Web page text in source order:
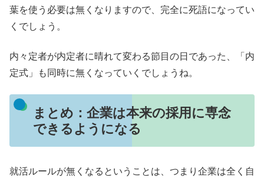
葉を使う必要は無くなりますので、完全に死語になってい
くでしょう。
内々定者が内定者に晴れて変わる節目の日であった、「内
定式」も同時に無くなっていくでしょうね。
まとめ：企業は本来の採用に専念
できるようになる
就活ルールが無くなるということは、つまり企業は全く自